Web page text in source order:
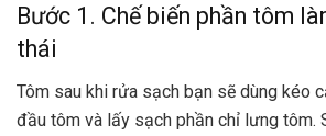
Bước 1. Chế biến phần tôm
thái
Tôm sau khi rửa sạch bạn sẽ dùng kéo
đầu tôm và lấy sạch phần chỉ lưng tôm.